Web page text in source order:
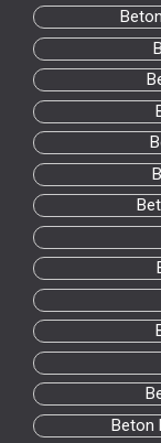
Beton